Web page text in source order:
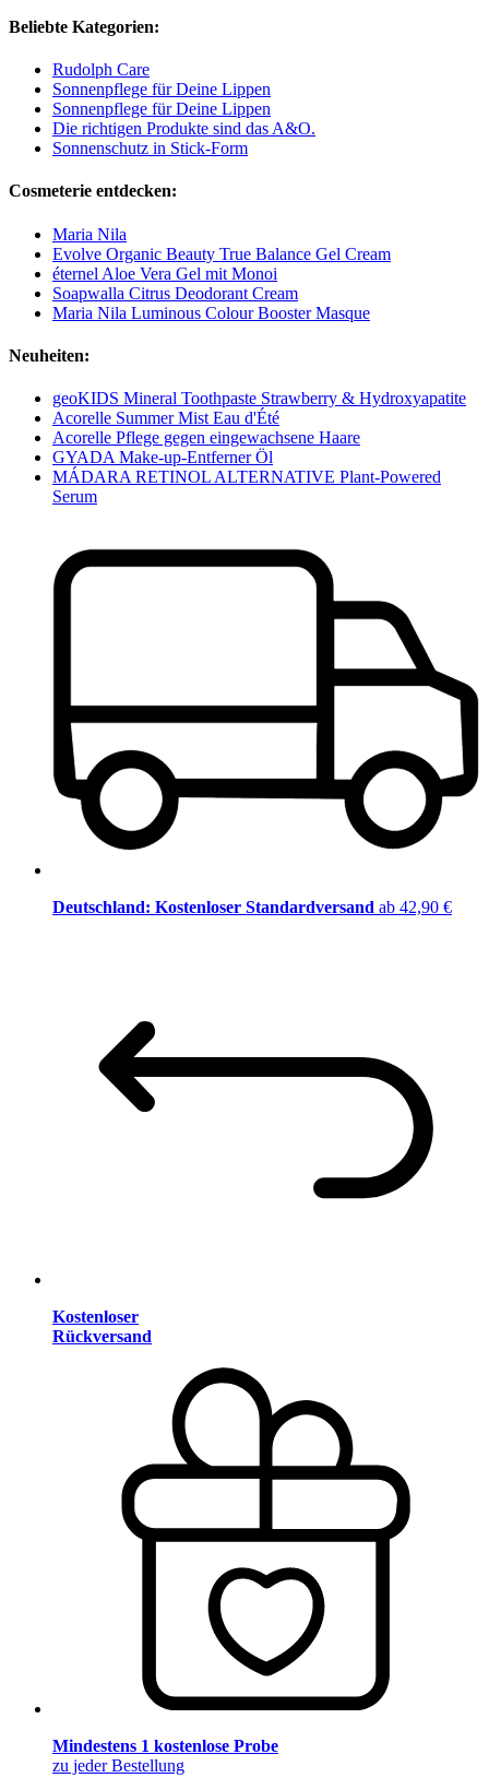
Beliebte Kategorien:
Rudolph Care
Sonnenpflege für Deine Lippen
Sonnenpflege für Deine Lippen
Die richtigen Produkte sind das A&O.
Sonnenschutz in Stick-Form
Cosmeterie entdecken:
Maria Nila
Evolve Organic Beauty True Balance Gel Cream
éternel Aloe Vera Gel mit Monoi
Soapwalla Citrus Deodorant Cream
Maria Nila Luminous Colour Booster Masque
Neuheiten:
geoKIDS Mineral Toothpaste Strawberry & Hydroxyapatite
Acorelle Summer Mist Eau d'Été
Acorelle Pflege gegen eingewachsene Haare
GYADA Make-up-Entferner Öl
MÁDARA RETINOL ALTERNATIVE Plant-Powered
Serum
Deutschland: Kostenloser Standardversand ab 42,90 €
Kostenloser
Rückversand
Mindestens 1 kostenlose Probe
zu jeder Bestellung